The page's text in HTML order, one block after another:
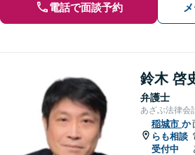
電話で面談予約
鈴木 啓
弁護士
あざぶ法律会
稲城市 か
らも相談
受付中